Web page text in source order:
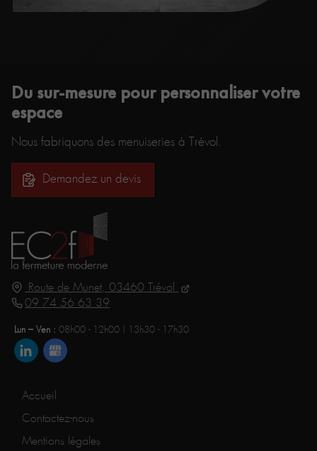
Route de Munet,03460
Trévol
09 74 56 63 39
Lun – Ven :08h00 - 12h00 | 13h30 - 17h30
Accueil
Contactez-nous
Mentions légales
Du sur-mesure pour personnaliser votre
espace
Nous fabriquons des menuiseries à Trévol.
Demandez un devis